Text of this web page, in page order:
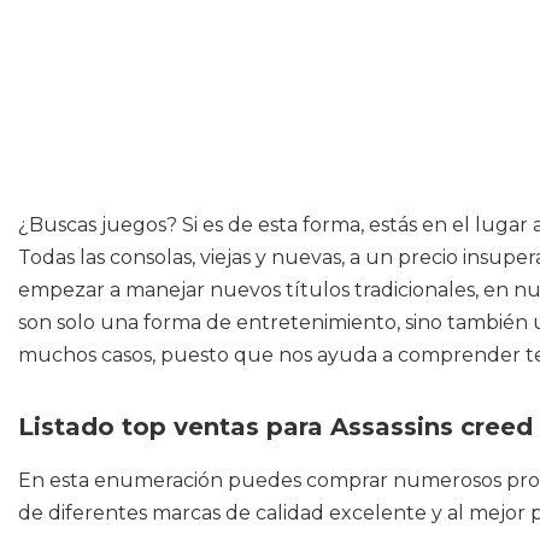
¿Buscas juegos? Si es de esta forma, estás en el
Todas las consolas, viejas y nuevas, a un precio
empezar a manejar nuevos títulos tradicionales, en
son solo una forma de entretenimiento, sino
muchos casos, puesto que nos ayuda a comprender
Listado top ventas para Assassins
En esta enumeración puedes comprar numerosos
de diferentes marcas de calidad excelente y al mejor